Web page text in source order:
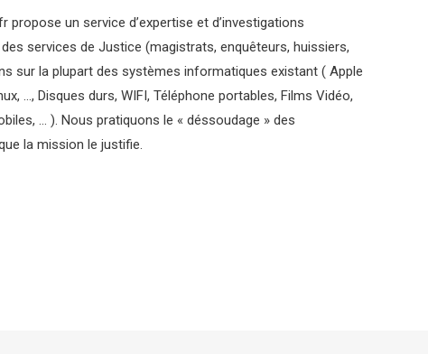
propose un service d’expertise et d’investigations
services de Justice (magistrats, enquêteurs, huissiers,
sur la plupart des systèmes informatiques existant ( Apple
…, Disques durs, WIFI, Téléphone portables, Films Vidéo,
… ). Nous pratiquons le « déssoudage » des
la mission le justifie.